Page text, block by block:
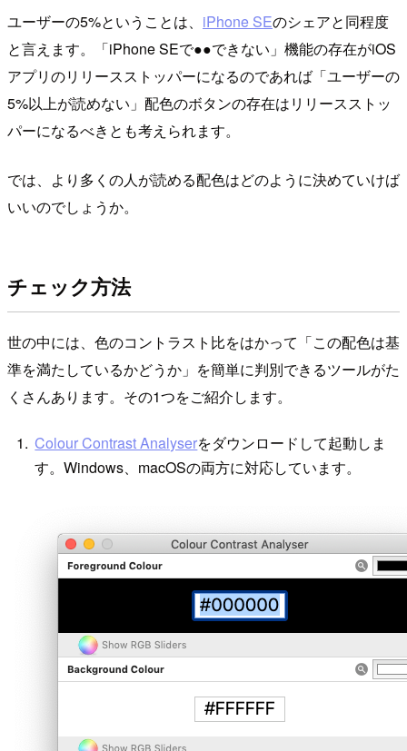
ユーザーの5%ということは、 iPhone SEのシェアと同程度
と言えます。「iPhone SEで●●できない」機能の存在がiOS
アプリのリリースストッパーになるのであれば「ユーザーの
5%以上が読めない」配色のボタンの存在はリリースストッ
パーになるべきとも考えられます。
では、より多くの人が読める配色はどのように決めていけば
いいのでしょうか。
チェック方法
世の中には、色のコントラスト比をはかって「この配色は基
準を満たしているかどうか」を簡単に判別できるツールがた
くさんあります。その1つをご紹介します。
Colour Contrast Analyserをダウンロードして起動しま
す。Windows、macOSの両方に対応しています。